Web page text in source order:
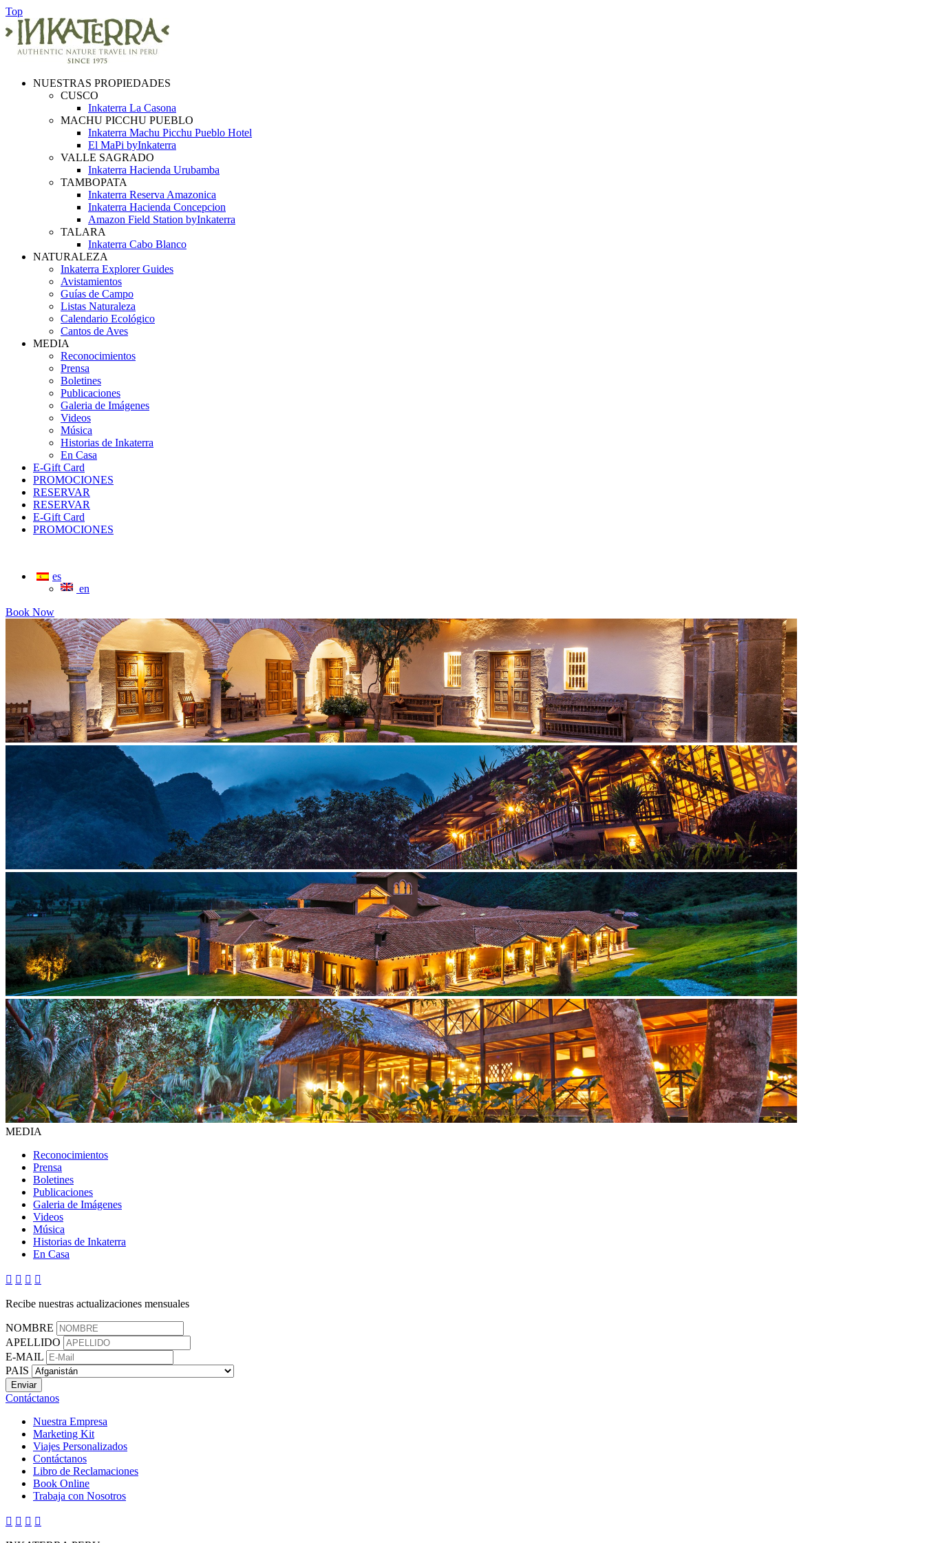
Top
NUESTRAS PROPIEDADES
CUSCO
Inkaterra La Casona
MACHU PICCHU PUEBLO
Inkaterra Machu Picchu Pueblo Hotel
El MaPi byInkaterra
VALLE SAGRADO
Inkaterra Hacienda Urubamba
TAMBOPATA
Inkaterra Reserva Amazonica
Inkaterra Hacienda Concepcion
Amazon Field Station byInkaterra
TALARA
Inkaterra Cabo Blanco
NATURALEZA
Inkaterra Explorer Guides
Avistamientos
Guías de Campo
Listas Naturaleza
Calendario Ecológico
Cantos de Aves
MEDIA
Reconocimientos
Prensa
Boletines
Publicaciones
Galeria de Imágenes
Videos
Música
Historias de Inkaterra
En Casa
E-Gift Card
PROMOCIONES
RESERVAR
RESERVAR
E-Gift Card
PROMOCIONES
es
en
Book Now
MEDIA
Reconocimientos
Prensa
Boletines
Publicaciones
Galeria de Imágenes
Videos
Música
Historias de Inkaterra
En Casa
   
Recibe nuestras actualizaciones mensuales
NOMBRE
APELLIDO
E-MAIL
PAIS
Contáctanos
Nuestra Empresa
Marketing Kit
Viajes Personalizados
Contáctanos
Libro de Reclamaciones
Book Online
Trabaja con Nosotros
   